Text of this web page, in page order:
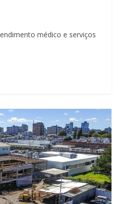
médico e serviços